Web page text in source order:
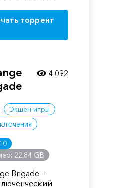
торрент
Экшен игры
10
22.84 GB
Brigade –
4 092